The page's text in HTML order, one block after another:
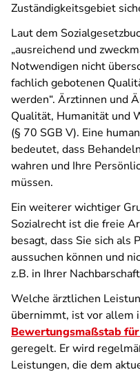
Zuständigkeitsgebiet
Laut dem
„ausreichend und
Notwendigen nicht
fachlich gebotenen
werden“. Ärztinnen und
Qualität, Humanität und
(§ 70 SGB V). Eine
bedeutet, dass
wahren und Ihre
müssen.
Ein weiterer wichtiger
Sozialrecht ist die freie
besagt, dass Sie sich als
aussuchen können und
z.B. in Ihrer
Welche ärztlichen
übernimmt, ist vor allem
Bewertungsmaßstab
geregelt. Er wird
Leistungen, die dem